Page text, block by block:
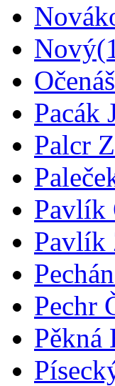
Nový
Pacák
Palcr
Pavlík
Pavlík
Pechr
Pěkná